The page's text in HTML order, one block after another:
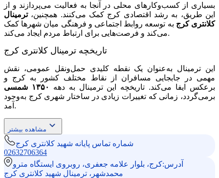
بسیاری از کسب‌وکارهای محلی در آنجا به فعالیت می‌پردازند و از
این طریق، به رشد اقتصادی کرج کمک می‌کنند. همچنین،ترمینال
کلانتری کرج به توسعه روابط اجتماعی و فرهنگی میان شهرها کمک
می‌کند و فرصت‌هایی برای ارتباط مردم ایجاد می‌کند.
این ترمینال به‌عنوان یک نقطه کلیدی حمل‌ونقل عمومی، نقش
مهمی در جابجایی مسافران از نقاط مختلف کشور به کرج و
برعکس ایفا می‌کند. تاریخچه این ترمینال به دهه
۱۳۵۰ شمسی
برمی‌گردد، زمانی که تغییرات زیادی در ساختار شهری کرج به‌وجود
آمد.
مشاهده بیشتر
شماره تماس پایانه شهید کلانتری کرج
02632706364
آدرس:کرج، بلوار علامه جعفری، روبروی ایستگاه مترو
محمدشهر، ترمینال شهید کلانتری کرج